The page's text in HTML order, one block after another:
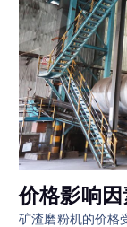
价格影响
矿渣磨粉机的价格